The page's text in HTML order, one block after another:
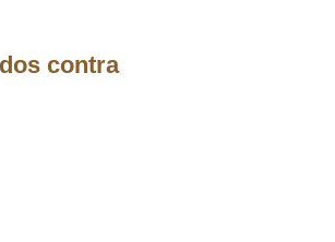
contra